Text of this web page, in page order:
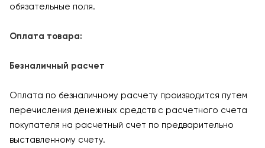
обязательные поля.
Оплата товара:
Безналичный расчет
Оплата по безналичному расчету производится путем
перечисления денежных средств с расчетного счета
покупателя на расчетный счет по предварительно
выставленному счету.